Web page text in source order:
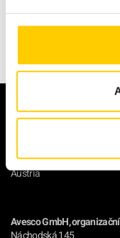
4175 Herzogsdorf
Austria
Avesco GmbH,